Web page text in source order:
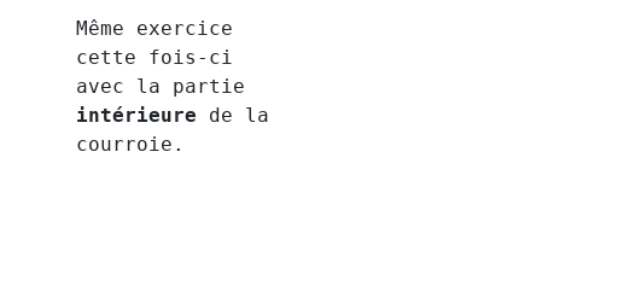
Même exercice
cette fois-ci
avec la partie
intérieure de la
courroie.